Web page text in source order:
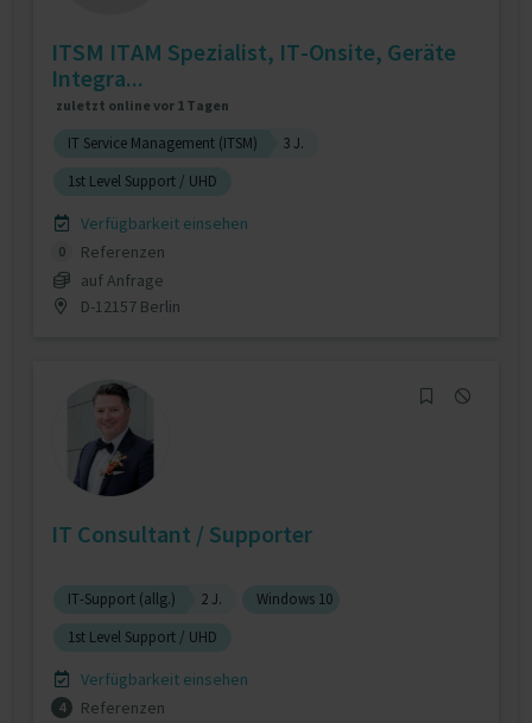
ITSM ITAM Spezialist, IT-Onsite, Geräte
Integra...
zuletzt online vor 1 Tagen
IT Service Management (ITSM)
3 J.
1st Level Support / UHD
Verfügbarkeit einsehen
0
Referenzen
auf Anfrage
D-12157 Berlin
IT Consultant / Supporter
IT-Support (allg.) 2 J.
Windows 10
1st Level Support / UHD
Verfügbarkeit einsehen
4
Referenzen